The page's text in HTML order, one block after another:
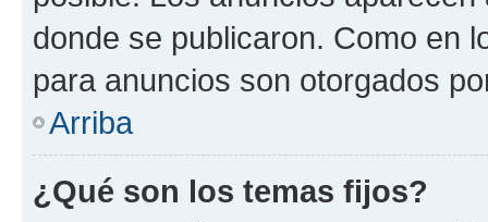
donde se publicaron. Como en
para anuncios son otorgados
Arriba
¿Qué son los temas fijos?